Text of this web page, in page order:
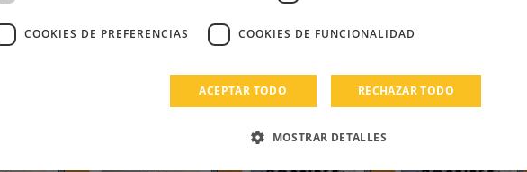
COOKIES DE PREFERENCIAS COOKIES DE FUNCIONALIDAD
ACEPTAR TODO RECHAZAR TODO
MOSTRAR DETALLES